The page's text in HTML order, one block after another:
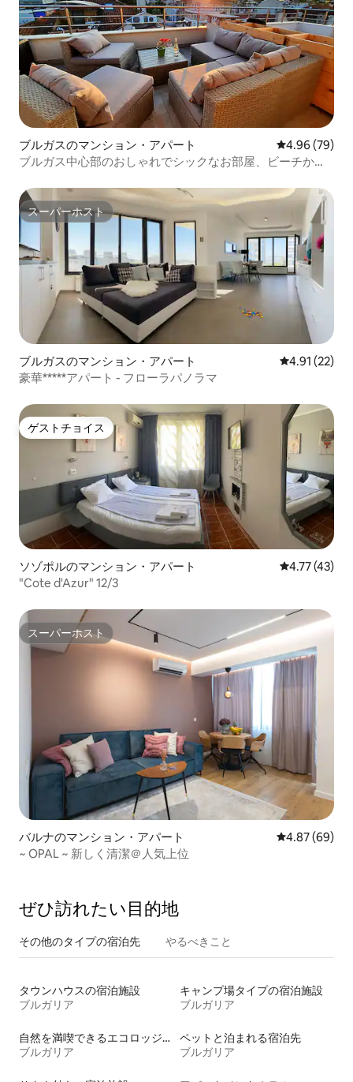
ブルガスのマンション・アパート レビュー79
4.96 (79)
ブルガス中心部のおしゃれでシックなお部屋、ビーチから5
スーパーホスト
スーパーホスト
ブルガスのマンション・アパート レビュー22
4.91 (22)
豪華*****アパート - フローラパノラマ
ゲストチョイス
ゲストチョイス
ソゾポルのマンション・アパート レビュー43
4.77 (43)
"Сote d'Azur" 12/3
スーパーホスト
スーパーホスト
バルナのマンション・アパート レビュー69
4.87 (69)
~ OPAL ~ 新しく清潔＠人気上位
ぜひ訪⁠れ⁠た⁠い目⁠的⁠地
その他のタ⁠イ⁠プ⁠の宿⁠泊⁠先 やるべきこと
タウンハウスの宿泊施設
ブルガリア
キャンプ場タイプの宿泊施設
ブルガリア
自然を満喫できるエコロッジの宿泊施設
ブルガリア
ペットと泊まれる宿泊先
ブルガリア